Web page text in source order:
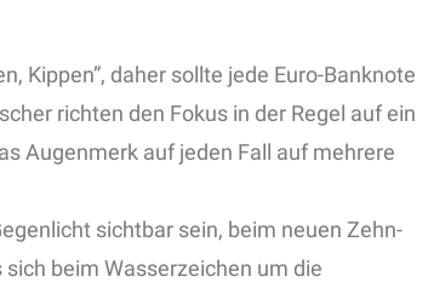
Kippen”, daher sollte jede Euro-Banknote
richten den Fokus in der Regel auf ein
Augenmerk auf jeden Fall auf mehrere
sichtbar sein, beim neuen Zehn-
beim Wasserzeichen um die